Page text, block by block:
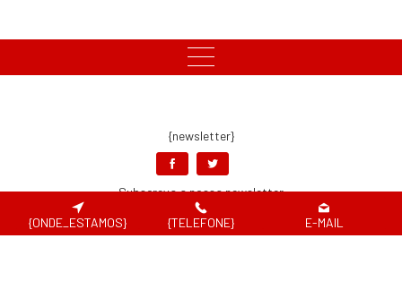
{newsletter}
Subscreva a nossa newsletter
{ONDE_ESTAMOS} {TELEFONE} E-MAIL